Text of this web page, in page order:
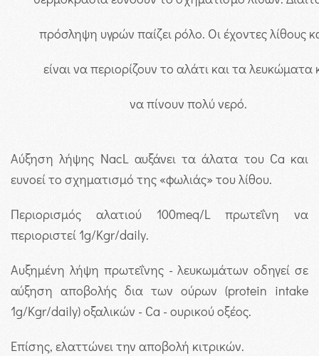
πρόσληψη υγρών παίζει ρόλο. Οι έχοντες λίθους
είναι να περιορίζουν το αλάτι και τα λευκώματα
να πίνουν πολύ νερό.
Αύξηση λήψης NacL αυξάνει τα άλατα του Ca και
ευνοεί το σχηματισμό της «φωλιάς» του λίθου.
Περιορισμός αλατιού 100meq/L πρωτεΐνη να
περιοριστεί 1g/Kgr/daily.
Αυξημένη λήψη πρωτεΐνης - λευκωμάτων οδηγεί σε
αύξηση αποβολής δια των ούρων (protein intake
1g/Kgr/daily) οξαλικών - Ca - ουρικού οξέος.
Επίσης, ελαττώνει την αποβολή κιτρικών.